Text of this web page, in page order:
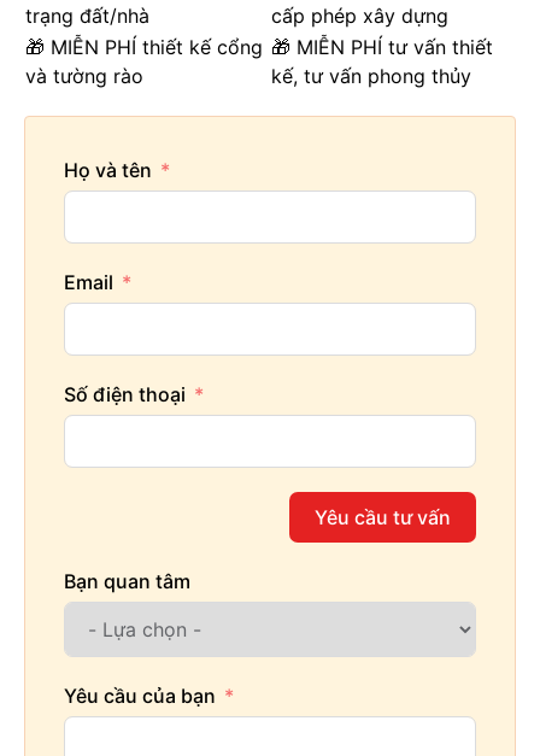
trạng đất/nhà
cấp phép xây dựng
🎁 MIỄN PHÍ thiết kế cổng
và tường rào
🎁 MIỄN PHÍ tư vấn thiết
kế, tư vấn phong thủy
Họ và tên
Email
Số điện thoại
Yêu cầu tư vấn
Bạn quan tâm
Yêu cầu của bạn